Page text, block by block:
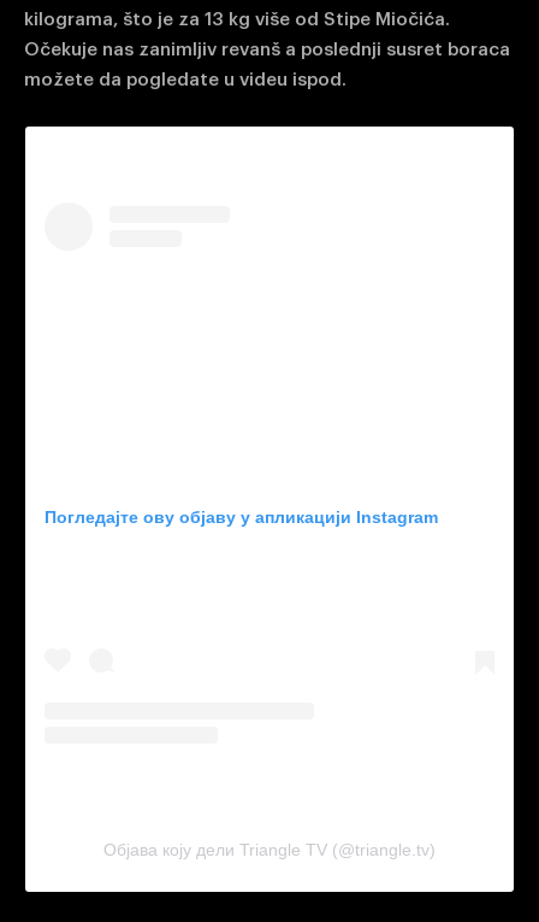
kilograma, što je za 13 kg više od Stipe Miočića.
Očekuje nas zanimljiv revanš a poslednji susret boraca
možete da pogledate u videu ispod.
Погледајте ову објаву у апликацији Instagram
Објава коју дели Triangle TV (@triangle.tv)